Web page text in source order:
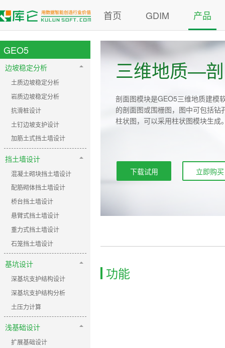
首页 GDIM 产品
GEO5
边坡稳定分析
土质边坡稳定分析
岩质边坡稳定分析
抗滑桩设计
土钉边坡支护设计
加筋土式挡土墙设计
挡土墙设计
混凝土砌块挡土墙设计
配筋砌体挡土墙设计
桥台挡土墙设计
悬臂式挡土墙设计
重力式挡土墙设计
石笼挡土墙设计
基坑设计
深基坑支护结构设计
深基坑支护结构分析
土压力计算
浅基础设计
扩展基础设计
三维地质—
剖面图模块是GEO5三维地质建模
的剖面图或围栅图，图中可包括
柱状图，可以采用柱状图模块生成
下载试用 立即购买
功能